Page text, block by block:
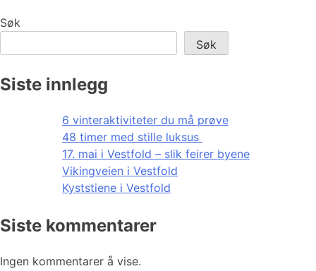
Søk
Søk
Siste innlegg
6 vinteraktiviteter du må prøve
48 timer med stille luksus
17. mai i Vestfold – slik feirer byene
Vikingveien i Vestfold
Kyststiene i Vestfold
Siste kommentarer
Ingen kommentarer å vise.